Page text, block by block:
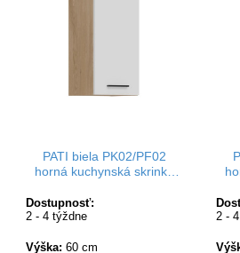
PATI biela PK02/PF02
horná kuchynská skrinka
Dostupnosť:
2 - 4 týždne
Výška: 60 cm
2 -